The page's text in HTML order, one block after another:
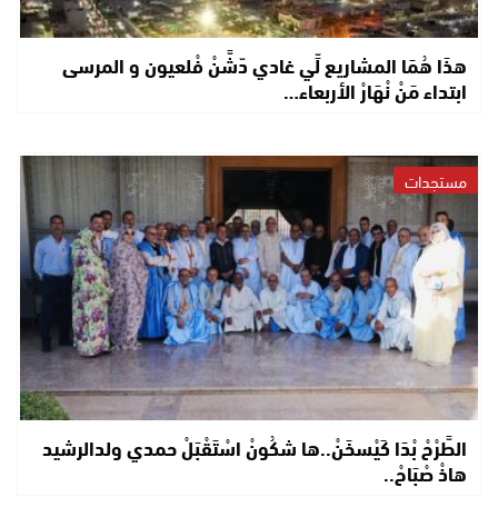
هذَا هُمَا المشاريع لِّي غادي دّشَّنْ فْلعيون و المرسى
ابتداء مَنْ نْهَارْ الأربعاء…
مستجدات
الطَّرْحْ بْدَا كَيْسخَنْ..ها شكُونْ اسْتَقْبَلْ حمدي ولدالرشيد
هاذْ صْبَاحْ..